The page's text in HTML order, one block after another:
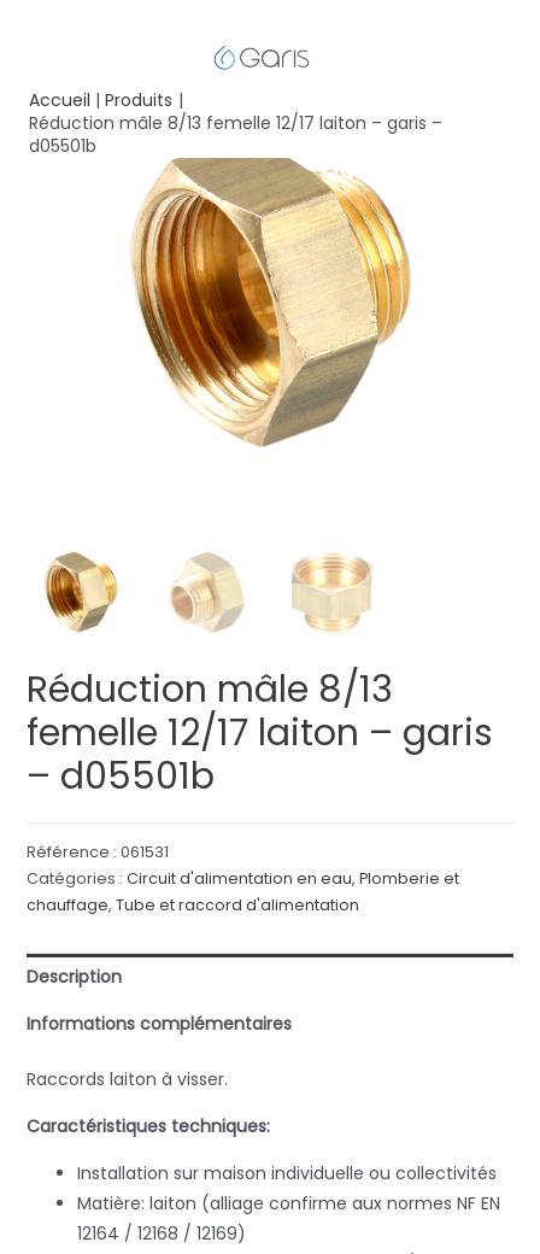
Accueil
Produits
Réduction mâle 8/13 femelle 12/17 laiton – garis –
d05501b
Réduction mâle 8/13
femelle 12/17 laiton – garis
– d05501b
Référence : 061531
Catégories : Circuit d'alimentation en eau, Plomberie et
chauffage, Tube et raccord d'alimentation
Description
Informations complémentaires
Raccords laiton à visser.
Caractéristiques techniques:
Installation sur maison individuelle ou collectivités
Matière: laiton (alliage confirme aux normes NF EN
12164 / 12168 / 12169)